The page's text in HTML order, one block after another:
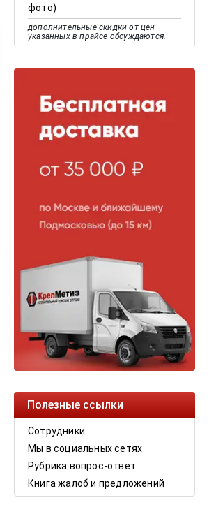
фото)
дополнительные скидки от цен
указанных в прайсе обсуждаются.
Полезные ссылки
Сотрудники
Мы в социальных сетях
Рубрика вопрос-ответ
Книга жалоб и предложений